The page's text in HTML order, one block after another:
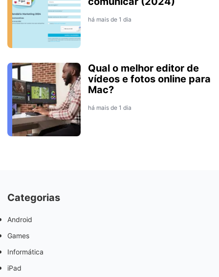
há mais de 1 dia
Qual o melhor editor de
vídeos e fotos online para
Mac?
há mais de 1 dia
Categorias
Android
Games
Informática
iPad